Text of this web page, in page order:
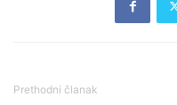
Prethodni članak